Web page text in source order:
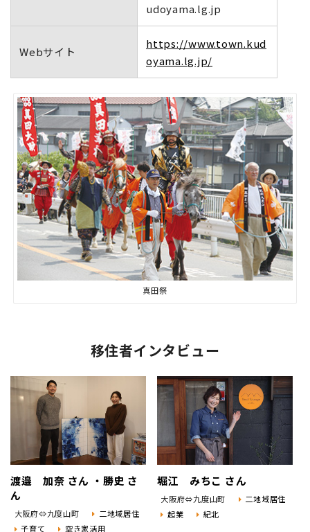
udoyama.lg.jp
Webサイト
https://www.town.kud
oyama.lg.jp/
真田祭
移住者インタビュー
渡邉 加奈 さん ・勝史 さ
ん
大阪府⇔九度山町
二地域居住
子育て
空き家活用
堀江 みちこ さん
大阪府⇔九度山町
二地域居住
起業
紀北